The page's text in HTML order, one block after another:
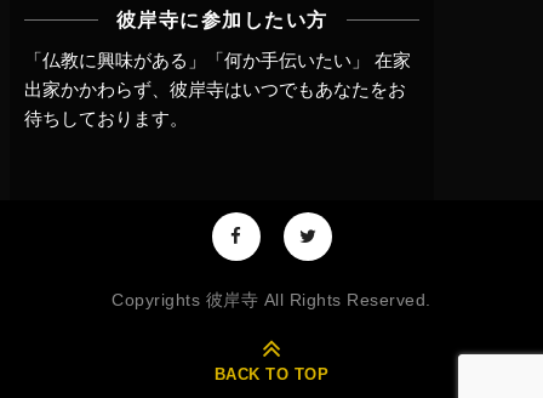
彼岸寺に参加したい方
「仏教に興味がある」「何か手伝いたい」 在家
出家かかわらず、 彼岸寺はいつでもあなたをお
待ちしております。
Copyrights 彼岸寺 All Rights Reserved.
BACK TO TOP